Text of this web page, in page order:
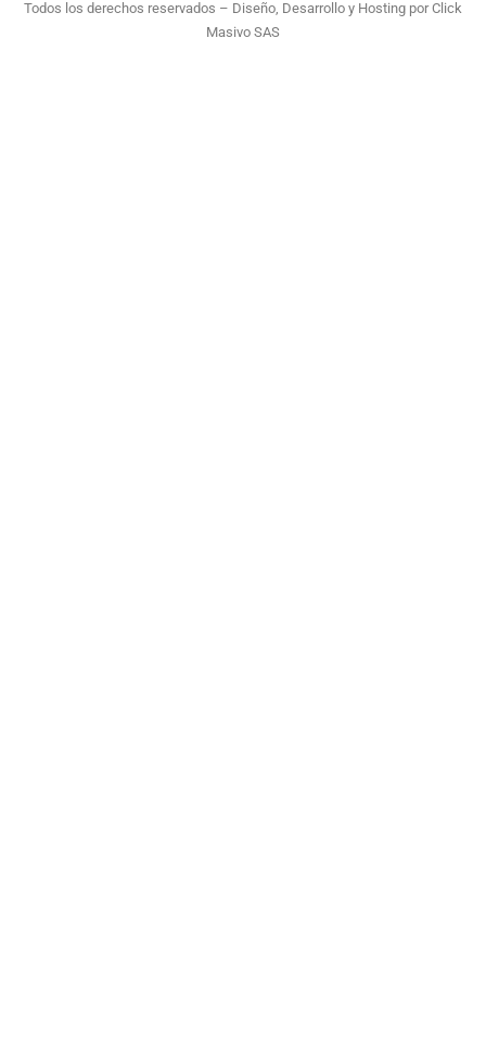
Todos los derechos reservados – Diseño, Desarrollo y Hosting porClick
Masivo SAS